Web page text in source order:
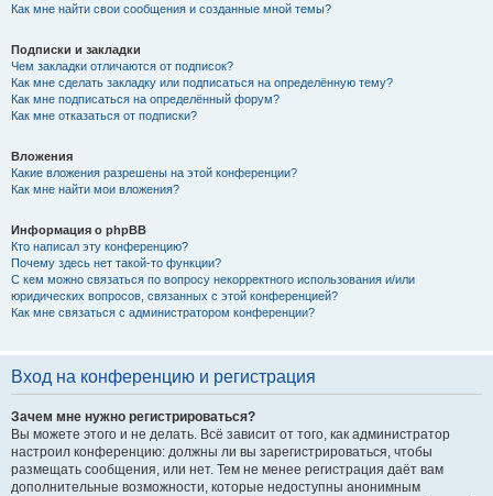
Как мне найти свои сообщения и созданные мной темы?
Подписки и закладки
Чем закладки отличаются от подписок?
Как мне сделать закладку или подписаться на определённую тему?
Как мне подписаться на определённый форум?
Как мне отказаться от подписки?
Вложения
Какие вложения разрешены на этой конференции?
Как мне найти мои вложения?
Информация о phpBB
Кто написал эту конференцию?
Почему здесь нет такой-то функции?
С кем можно связаться по вопросу некорректного использования и/или
юридических вопросов, связанных с этой конференцией?
Как мне связаться с администратором конференции?
Вход на конференцию и регистрация
Зачем мне нужно регистрироваться?
Вы можете этого и не делать. Всё зависит от того, как администратор
настроил конференцию: должны ли вы зарегистрироваться, чтобы
размещать сообщения, или нет. Тем не менее регистрация даёт вам
дополнительные возможности, которые недоступны анонимным